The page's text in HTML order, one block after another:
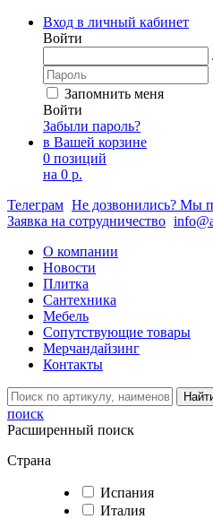
Вход в личный кабинет
Войти
Запомнить меня
Войти
Забыли пароль?
в Вашей корзине
0 позиций
на 0 р.
Телеграм Не дозвонились? Мы
Заявка на сотрудничество
О компании
Новости
Плитка
Сантехника
Мебель
Сопутствующие товары
Мерчандайзинг
Контакты
поиск
Расширенный поиск
Страна
Испания
Италия